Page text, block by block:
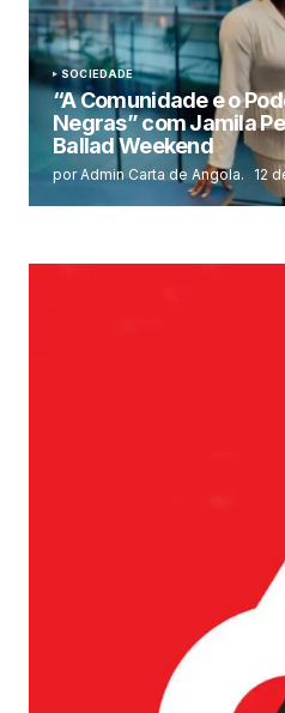
SOCIEDADE
“A Comunidade e o
Negras” com Jamila
Ballad Weekend
por Admin Carta de Angola. 12